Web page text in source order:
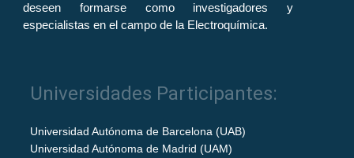
deseen formarse como investigadores y
especialistas en el campo de la Electroquímica.
Universidades Participantes:
Universidad Autónoma de Barcelona (UAB)
Universidad Autónoma de Madrid (UAM)